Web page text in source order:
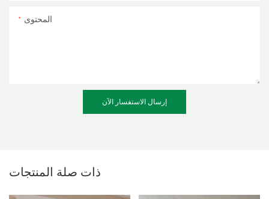
المحتوى
إرسال الاستفسار الآن
ذات صلة المنتجات